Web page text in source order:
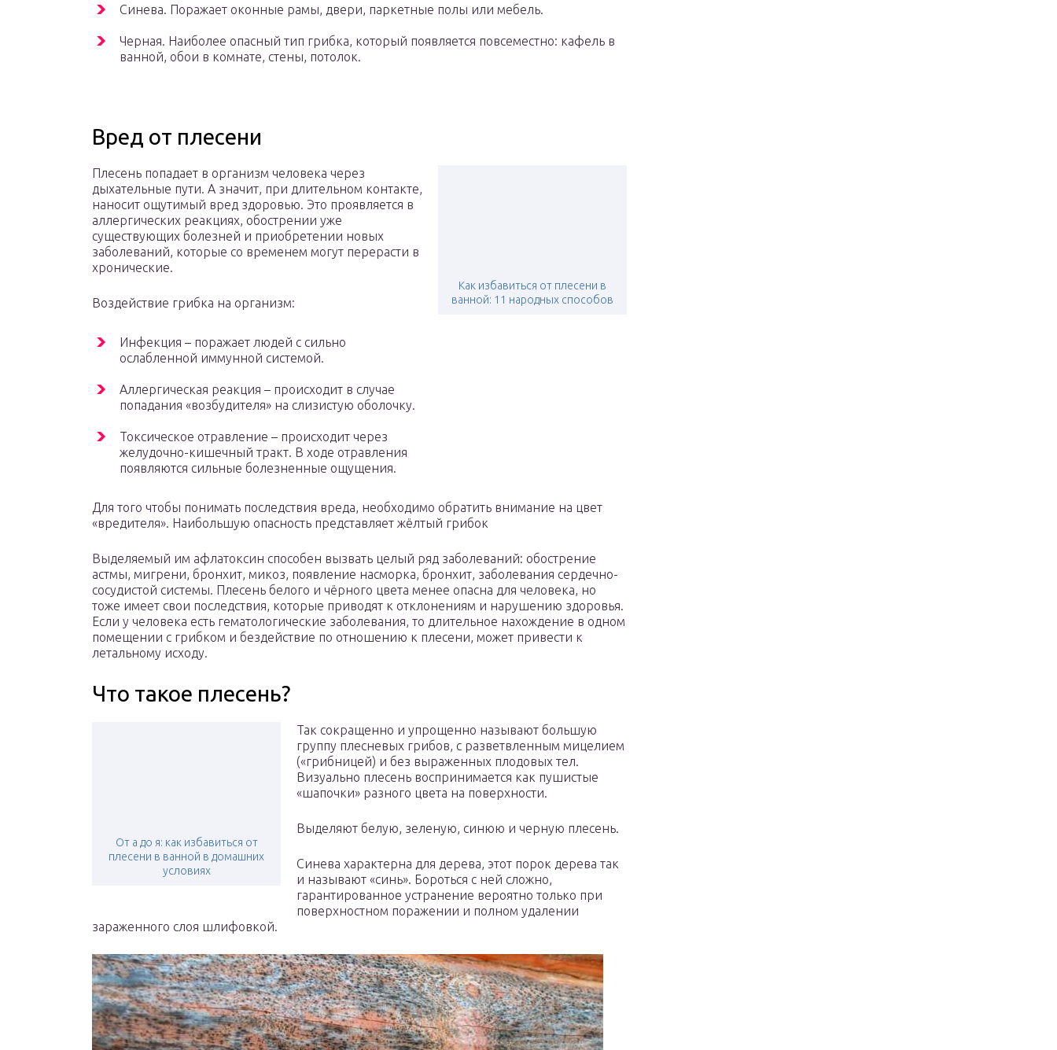
Синева. Поражает оконные рамы, двери, паркетные полы или мебель.
Черная. Наиболее опасный тип грибка, который появляется повсеместно: кафель в
ванной, обои в комнате, стены, потолок.
Вред от плесени
Как избавиться от плесени в
ванной: 11 народных способов
Плесень попадает в организм человека через
дыхательные пути. А значит, при длительном контакте,
наносит ощутимый вред здоровью. Это проявляется в
аллергических реакциях, обострении уже
существующих болезней и приобретении новых
заболеваний, которые со временем могут перерасти в
хронические.
Воздействие грибка на организм:
Инфекция – поражает людей с сильно
ослабленной иммунной системой.
Аллергическая реакция – происходит в случае
попадания «возбудителя» на слизистую оболочку.
Токсическое отравление – происходит через
желудочно-кишечный тракт. В ходе отравления
появляются сильные болезненные ощущения.
Для того чтобы понимать последствия вреда, необходимо обратить внимание на цвет
«вредителя». Наибольшую опасность представляет жёлтый грибок
Выделяемый им афлатоксин способен вызвать целый ряд заболеваний: обострение
астмы, мигрени, бронхит, микоз, появление насморка, бронхит, заболевания сердечно-
сосудистой системы. Плесень белого и чёрного цвета менее опасна для человека, но
тоже имеет свои последствия, которые приводят к отклонениям и нарушению здоровья.
Если у человека есть гематологические заболевания, то длительное нахождение в одном
помещении с грибком и бездействие по отношению к плесени, может привести к
летальному исходу.
Что такое плесень?
От а до я: как избавиться от
плесени в ванной в домашних
условиях
Так сокращенно и упрощенно называют большую
группу плесневых грибов, с разветвленным мицелием
(«грибницей) и без выраженных плодовых тел.
Визуально плесень воспринимается как пушистые
«шапочки» разного цвета на поверхности.
Выделяют белую, зеленую, синюю и черную плесень.
Синева характерна для дерева, этот порок дерева так
и называют «синь». Бороться с ней сложно,
гарантированное устранение вероятно только при
поверхностном поражении и полном удалении
зараженного слоя шлифовкой.